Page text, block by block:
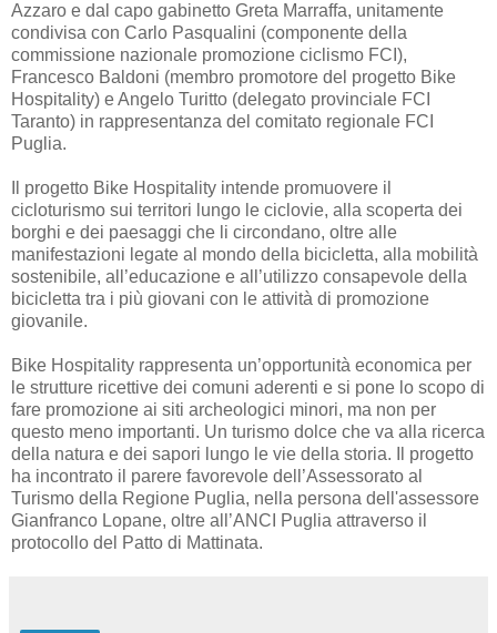
Azzaro e dal capo gabinetto Greta Marraffa, unitamente
condivisa con Carlo Pasqualini (componente della
commissione nazionale promozione ciclismo FCI),
Francesco Baldoni (membro promotore del progetto Bike
Hospitality) e Angelo Turitto (delegato provinciale FCI
Taranto) in rappresentanza del comitato regionale FCI
Puglia.
Il progetto Bike Hospitality intende promuovere il
cicloturismo sui territori lungo le ciclovie, alla scoperta dei
borghi e dei paesaggi che li circondano, oltre alle
manifestazioni legate al mondo della bicicletta, alla mobilità
sostenibile, all’educazione e all’utilizzo consapevole della
bicicletta tra i più giovani con le attività di promozione
giovanile.
Bike Hospitality rappresenta un’opportunità economica per
le strutture ricettive dei comuni aderenti e si pone lo scopo di
fare promozione ai siti archeologici minori, ma non per
questo meno importanti. Un turismo dolce che va alla ricerca
della natura e dei sapori lungo le vie della storia. Il progetto
ha incontrato il parere favorevole dell’Assessorato al
Turismo della Regione Puglia, nella persona dell'assessore
Gianfranco Lopane, oltre all’ANCI Puglia attraverso il
protocollo del Patto di Mattinata.